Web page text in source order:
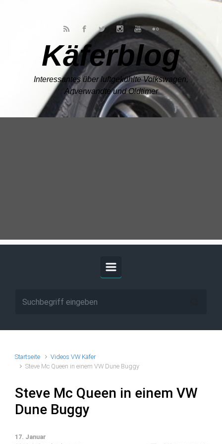
Käferblog
Interessantes über luftgekühlte Volkswagen,
Artverwandte und Oldtimer
Startseite
Videos VW Käfer
Steve Mc Queen in einem VW Dune Buggy
Steve Mc Queen in einem VW
Dune Buggy
17. Januar